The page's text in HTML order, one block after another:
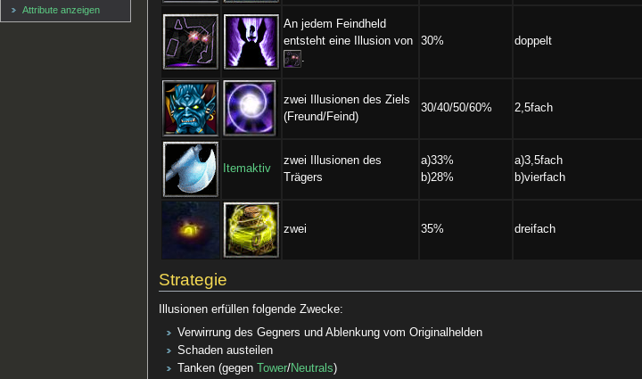
An jedem Feindheld
entsteht eine Illusion von
.
30% doppelt
zwei Illusionen des Ziels
(Freund/Feind)
30/40/50/60% 2,5fach
Itemaktiv
zwei Illusionen des
Trägers
a)33%
b)28%
a)3,5fach
b)vierfach
zwei 35% dreifach
Strategie
Illusionen erfüllen folgende Zwecke:
Verwirrung des Gegners und Ablenkung vom Originalhelden
Schaden austeilen
Tanken (gegen
Tower/Neutrals)
Attribute anzeigen